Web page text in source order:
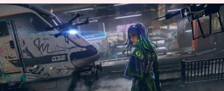
फ्री फायर मैक्स: 17 अप्रैल के लिए कोड
जारी, जानिए कैसे करें रिडीम
लेखन बिश्वजीत कुमार Apr 17, 2023 08:58 am
क्या है खबर?